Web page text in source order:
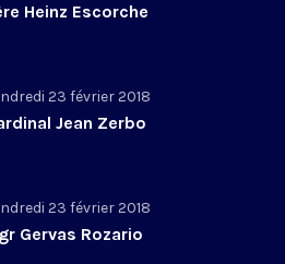
Heinz Escorche
23 février 2018
Jean Zerbo
23 février 2018
Gervas Rozario